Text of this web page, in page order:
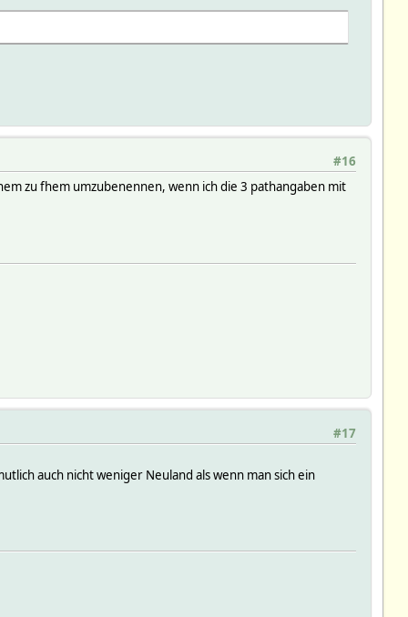
#16
zu fhem umzubenennen, wenn ich die 3 pathangaben mit
#17
auch nicht weniger Neuland als wenn man sich ein